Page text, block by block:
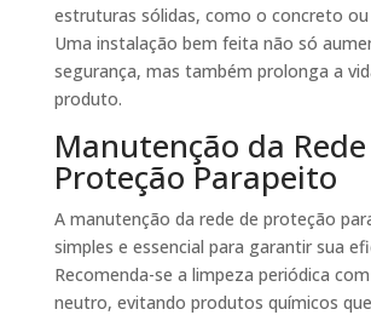
estruturas sólidas, como o concreto ou
Uma instalação bem feita não só
segurança, mas também prolonga a
produto.
Manutenção da
Proteção Parapeito
A manutenção da rede de proteção
simples e essencial para garantir sua
Recomenda-se a limpeza periódica
neutro, evitando produtos químicos